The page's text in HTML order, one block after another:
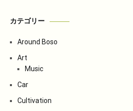
カテゴリー
Around Boso
Art
Music
Car
Cultivation